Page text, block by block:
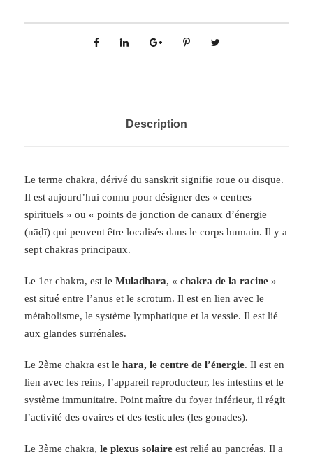
D
g
r
a
n
3
Description
Le terme chakra, dérivé du sanskrit signifie roue ou disque.
Il est aujourd’hui connu pour désigner des « centres
spirituels » ou « points de jonction de canaux d’énergie
(nāḍī) qui peuvent être localisés dans le corps humain. Il y a
sept chakras principaux.
Le 1er chakra, est le Muladhara, « chakra de la racine »
est situé entre l’anus et le scrotum. Il est en lien avec le
métabolisme, le système lymphatique et la vessie. Il est lié
aux glandes surrénales.
Le 2ème chakra est le hara, le centre de l’énergie. Il est en
lien avec les reins, l’appareil reproducteur, les intestins et le
système immunitaire. Point maître du foyer inférieur, il régit
l’activité des ovaires et des testicules (les gonades).
Le 3ème chakra, le plexus solaire est relié au pancréas. Il a